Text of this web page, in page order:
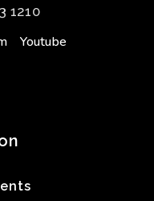
1210
Youtube